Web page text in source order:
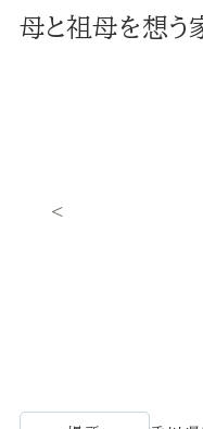
母と祖母を想う